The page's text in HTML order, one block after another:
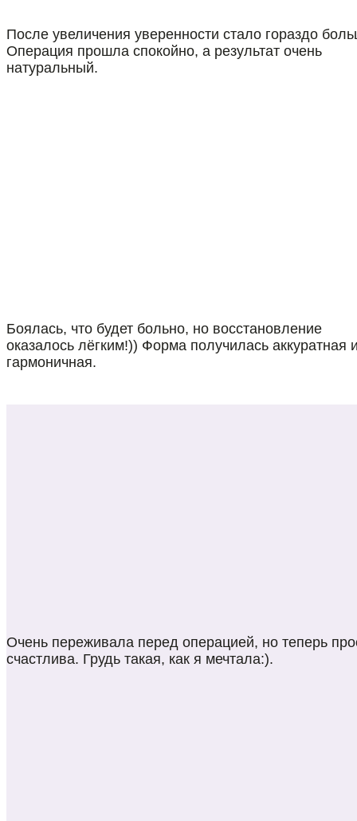
После увеличения уверенности стало гораздо
Операция прошла спокойно, а результат очень
натуральный.
Боялась, что будет больно, но восстановление
оказалось лёгким!)) Форма получилась аккуратная
гармоничная.
Очень переживала перед операцией, но теперь
счастлива. Грудь такая, как я мечтала:).